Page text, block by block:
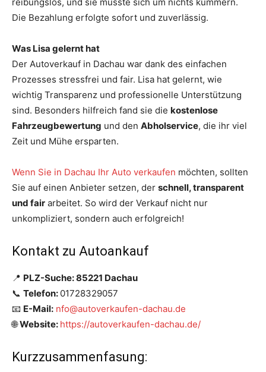
Die Bezahlung erfolgte sofort und zuverlässig.
Was Lisa gelernt hat
Der Autoverkauf in Dachau war dank des einfachen
Prozesses stressfrei und fair. Lisa hat gelernt, wie
wichtig Transparenz und professionelle Unterstützung
sind. Besonders hilfreich fand sie die kostenlose
Fahrzeugbewertung und den Abholservice, die ihr viel
Zeit und Mühe ersparten.
Wenn Sie in Dachau Ihr Auto verkaufen möchten, sollten
Sie auf einen Anbieter setzen, der schnell, transparent
und fair arbeitet. So wird der Verkauf nicht nur
unkompliziert, sondern auch erfolgreich!
Kontakt zu Autoankauf
📍 PLZ-Suche: 85221 Dachau
📞 Telefon: 01728329057
📧 E-Mail: nfo@autoverkaufen-dachau.de
🌐Website: https://autoverkaufen-dachau.de/
Kurzzusammenfasung: